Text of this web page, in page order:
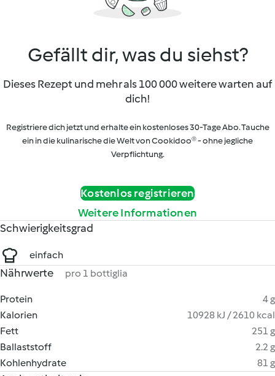
Gefällt dir, was du siehst?
Dieses Rezept und mehr als 100 000 weitere warten auf
dich!
Registriere dich jetzt und erhalte ein kostenloses 30-Tage Abo. Tauche
ein in die kulinarische die Welt von Cookidoo® - ohne jegliche
Verpflichtung.
Kostenlos registrieren
Weitere Informationen
Schwierigkeitsgrad
einfach
Nährwerte pro 1 bottiglia
Protein
4 g
Kalorien
10928 kJ / 2610 kcal
Fett
251 g
Ballaststoff
2.2 g
Kohlenhydrate
81 g